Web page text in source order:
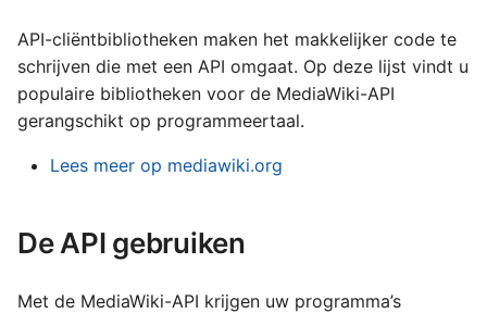
日本語
한국어
API-cliëntbibliotheken maken het makkelijker code te
schrijven die met een API omgaat. Op deze lijst vindt u
populaire bibliotheken voor de MediaWiki-API
gerangschikt op programmeertaal.
Lees meer op mediawiki.org
De API gebruiken
Met de MediaWiki-API krijgen uw programma’s